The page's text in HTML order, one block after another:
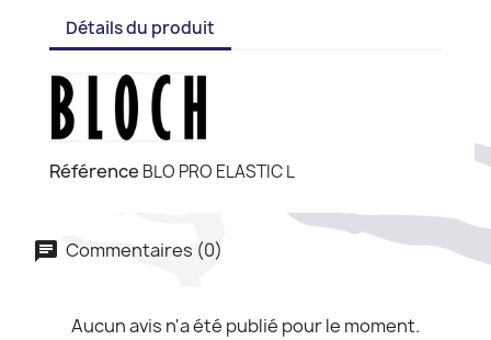
Détails du produit
Référence BLO PRO ELASTIC L
Commentaires (0)
Aucun avis n'a été publié pour le moment.